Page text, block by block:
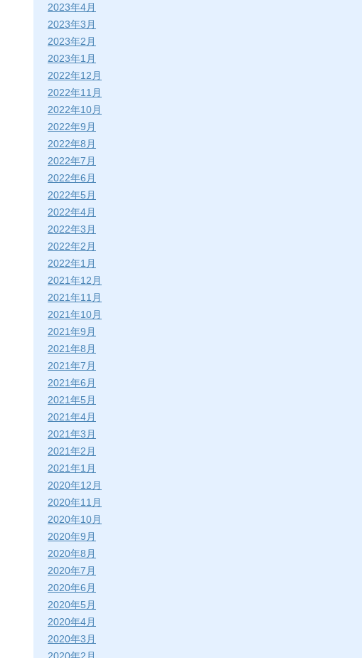
2023年4月
2023年3月
2023年2月
2023年1月
2022年12月
2022年11月
2022年10月
2022年9月
2022年8月
2022年7月
2022年6月
2022年5月
2022年4月
2022年3月
2022年2月
2022年1月
2021年12月
2021年11月
2021年10月
2021年9月
2021年8月
2021年7月
2021年6月
2021年5月
2021年4月
2021年3月
2021年2月
2021年1月
2020年12月
2020年11月
2020年10月
2020年9月
2020年8月
2020年7月
2020年6月
2020年5月
2020年4月
2020年3月
2020年2月